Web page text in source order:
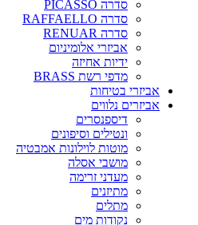
סדרה PICASSO
סדרה RAFFAELLO
סדרה RENUAR
אביזרי אלומיניום
ידיות אחיזה
מדפי רשת BRASS
אביזרי בטיחות
אביזרים נלווים
דיספנסרים
ונטילים וסיפונים
מוטות לוילונות אמבטיה
מושבי אסלה
מעדני זרימה
מתיזנים
מתלים
נקודות מים